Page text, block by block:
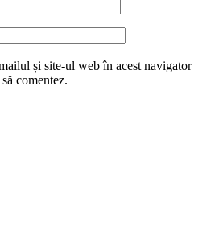
și site-ul web în acest navigator
comentez.